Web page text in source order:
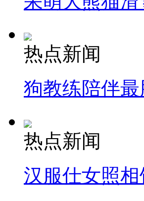
热点新闻
狗教练陪伴
热点新闻
汉服仕女照